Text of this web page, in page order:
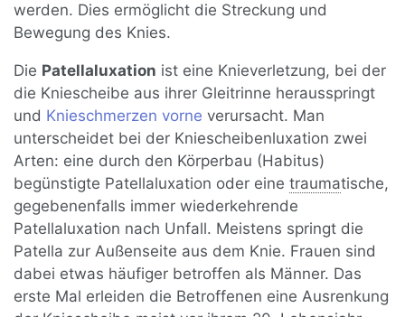
werden. Dies ermöglicht die Streckung und
Bewegung des Knies.
Die Patellaluxation ist eine Knieverletzung, bei der
die Kniescheibe aus ihrer Gleitrinne herausspringt
und Knieschmerzen vorne verursacht. Man
unterscheidet bei der Kniescheibenluxation zwei
Arten: eine durch den Körperbau (Habitus)
begünstigte Patellaluxation oder einetraumatische,
gegebenenfalls immer wiederkehrende
Patellaluxation nach Unfall. Meistens springt die
Patella zur Außenseite aus dem Knie. Frauen sind
dabei etwas häufiger betroffen als Männer. Das
erste Mal erleiden die Betroffenen eine Ausrenkung